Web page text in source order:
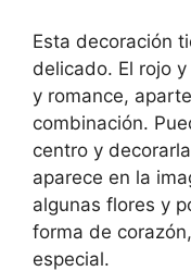
Esta decoración
delicado. El rojo
y romance,
combinación.
centro y
aparece en la
algunas flores y
forma de
especial.